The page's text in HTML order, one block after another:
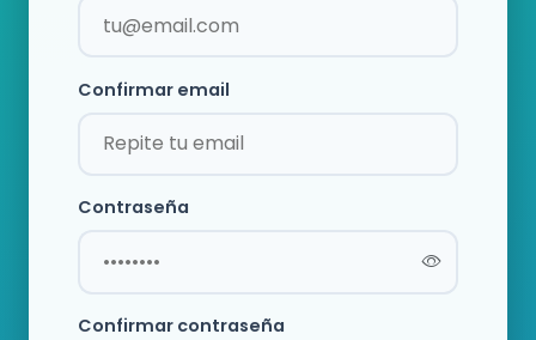
Confirmar email
Contraseña
Confirmar contraseña